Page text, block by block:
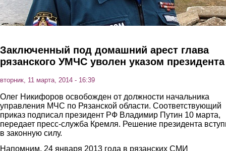
Заключенный под домашний арест глава
рязанского УМЧС уволен указом президента
вторник, 11 марта, 2014 - 16:39
Олег Никифоров освобожден от должности начальника
управления МЧС по Рязанской области. Соответствующий
приказ подписал президент РФ Владимир Путин 10 марта,
передает пресс-служба Кремля. Решение президента
в законную силу.
Напомним, 24 января 2013 года в рязанских СМИ